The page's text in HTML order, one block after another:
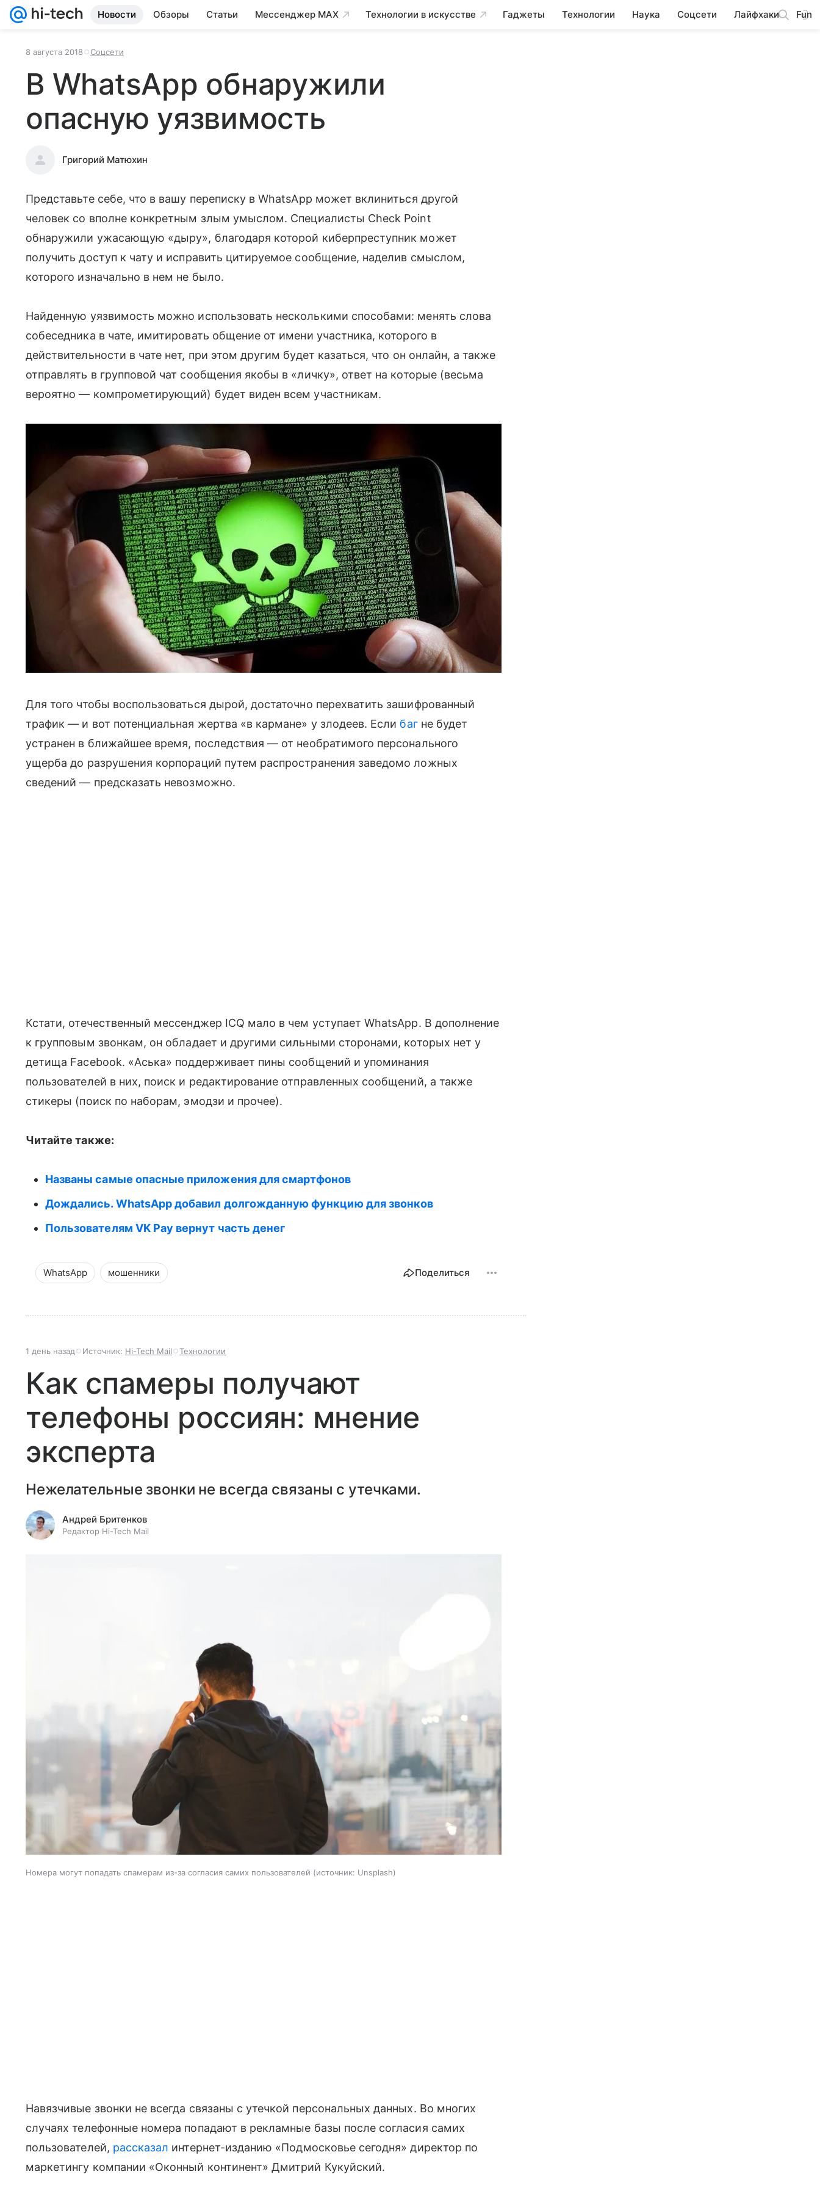
Новости Обзоры Статьи Мессенджер MAX Технологии в искусстве Гаджеты Технологии Наука Соцсети Лайфхаки Fun
8 августа 2018 Соцсети
В WhatsApp обнаружили
опасную уязвимость
Григорий Матюхин
Представьте себе, что в вашу переписку в WhatsApp может вклиниться другой
человек со вполне конкретным злым умыслом. Специалисты Check Point
обнаружили ужасающую «дыру», благодаря которой киберпреступник может
получить доступ к чату и исправить цитируемое сообщение, наделив смыслом,
которого изначально в нем не было.
Найденную уязвимость можно использовать несколькими способами: менять слова
собеседника в чате, имитировать общение от имени участника, которого в
действительности в чате нет, при этом другим будет казаться, что он онлайн, а также
отправлять в групповой чат сообщения якобы в «личку», ответ на которые (весьма
вероятно — компрометирующий) будет виден всем участникам.
Для того чтобы воспользоваться дырой, достаточно перехватить зашифрованный
трафик — и вот потенциальная жертва «в кармане» у злодеев. Если багне будет
устранен в ближайшее время, последствия — от необратимого персонального
ущерба до разрушения корпораций путем распространения заведомо ложных
сведений — предсказать невозможно.
Кстати, отечественный мессенджер ICQ мало в чем уступает WhatsApp. В дополнение
к групповым звонкам, он обладает и другими сильными сторонами, которых нет у
детища Facebook. «Аська» поддерживает пины сообщений и упоминания
пользователей в них, поиск и редактирование отправленных сообщений, а также
стикеры (поиск по наборам, эмодзи и прочее).
Читайте также:
Названы самые опасные приложения для смартфонов
Дождались. WhatsApp добавил долгожданную функцию для звонков
Пользователям VK Pay вернут часть денег
WhatsApp мошенники Поделиться
1 день назад Источник: Hi-Tech Mail Технологии
Как спамеры получают
телефоны россиян: мнение
эксперта
Нежелательные звонки не всегда связаны с утечками.
Андрей Бритенков
Редактор Hi-Tech Mail
Номера могут попадать спамерам из-за согласия самих пользователей источник: Unsplash
Навязчивые звонки не всегда связаны с утечкой персональных данных. Во многих
случаях телефонные номера попадают в рекламные базы после согласия самих
пользователей, рассказал интернет-изданию «Подмосковье сегодня» директор по
маркетингу компании «Оконный континент» Дмитрий Кукуйский.